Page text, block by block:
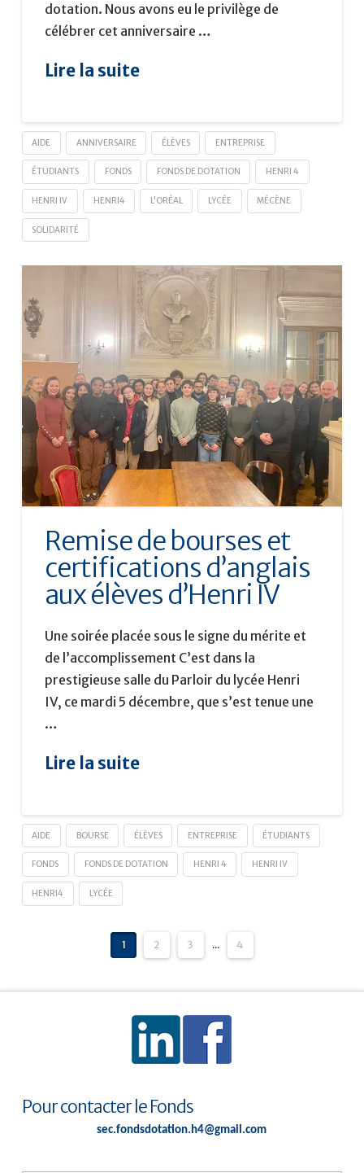
dotation. Nous avons eu le privilège de
célébrer cet anniversaire …
Lire la suite
AIDE ANNIVERSAIRE ÉLÈVES ENTREPRISE
ÉTUDIANTS FONDS FONDS DE DOTATION HENRI 4
HENRI IV HENRI4 L'ORÉAL LYCÉE MÉCÈNE
SOLIDARITÉ
Remise de bourses et
certifications d’anglais
aux élèves d’Henri IV
Une soirée placée sous le signe du mérite et
de l’accomplissement C’est dans la
prestigieuse salle du Parloir du lycée Henri
IV, ce mardi 5 décembre, que s’est tenue une
…
Lire la suite
AIDE BOURSE ÉLÈVES ENTREPRISE ÉTUDIANTS
FONDS FONDS DE DOTATION HENRI 4 HENRI IV
HENRI4 LYCÉE
1 2 3 ... 4
Pour contacter le Fonds
sec.fondsdotation.h4@gmail.com